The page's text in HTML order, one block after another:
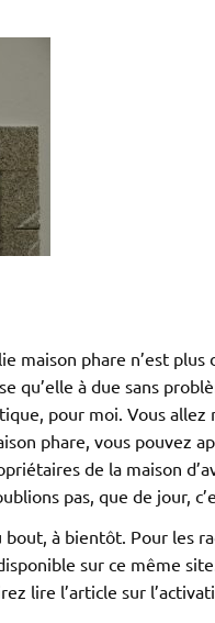
phare n’est plus
qu’elle à due sans
pour moi. Vous
phare, vous pouvez
de la maison
pas, que de jour,
bout, à bientôt. Pour les
sur ce même
lire l’article sur